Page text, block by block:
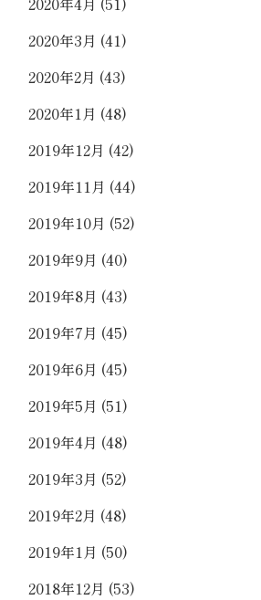
2020年3月 (41)
2020年2月 (43)
2020年1月 (48)
2019年12月 (42)
2019年11月 (44)
2019年10月 (52)
2019年9月 (40)
2019年8月 (43)
2019年7月 (45)
2019年6月 (45)
2019年5月 (51)
2019年4月 (48)
2019年3月 (52)
2019年2月 (48)
2019年1月 (50)
2018年12月 (53)